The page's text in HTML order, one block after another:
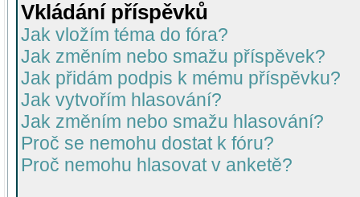
Vkládání příspěvků
Jak vložím téma do fóra?
Jak změním nebo smažu příspěvek?
Jak přidám podpis k mému příspěvku?
Jak vytvořím hlasování?
Jak změním nebo smažu hlasování?
Proč se nemohu dostat k fóru?
Proč nemohu hlasovat v anketě?